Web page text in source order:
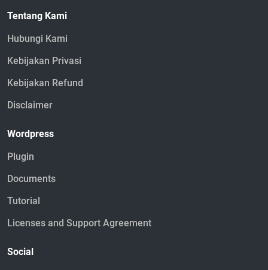
Tentang Kami
Hubungi Kami
Kebijakan Privasi
Kebijakan Refund
Disclaimer
Wordpress
Plugin
Documents
Tutorial
Licenses and Support Agreement
Social